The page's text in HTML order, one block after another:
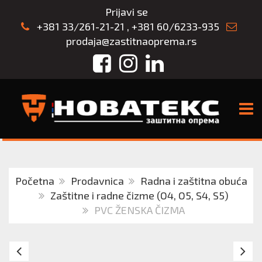
Prijavi se
+381 33/261-21-21 , +381 60/6233-935
prodaja@zastitnaoprema.rs
FacebookInstagram
LinkedIn
Početna Prodavnica
Radna i zaštitna obuća
Zaštitne i radne čizme (O4, O5, S4, S5)
PVC ŽENSKA ČIZMA
WELLY